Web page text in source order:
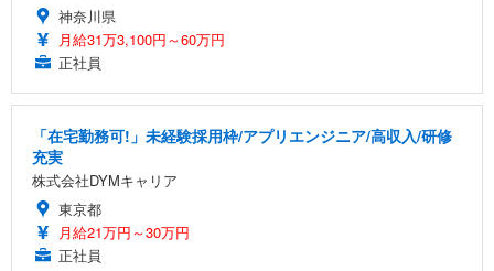
神奈川県
月給31万3,100円～60万円
正社員
「在宅勤務可!」未経験採用枠/アプリエンジニア/高収入/研修
充実
株式会社DYMキャリア
東京都
月給21万円～30万円
正社員